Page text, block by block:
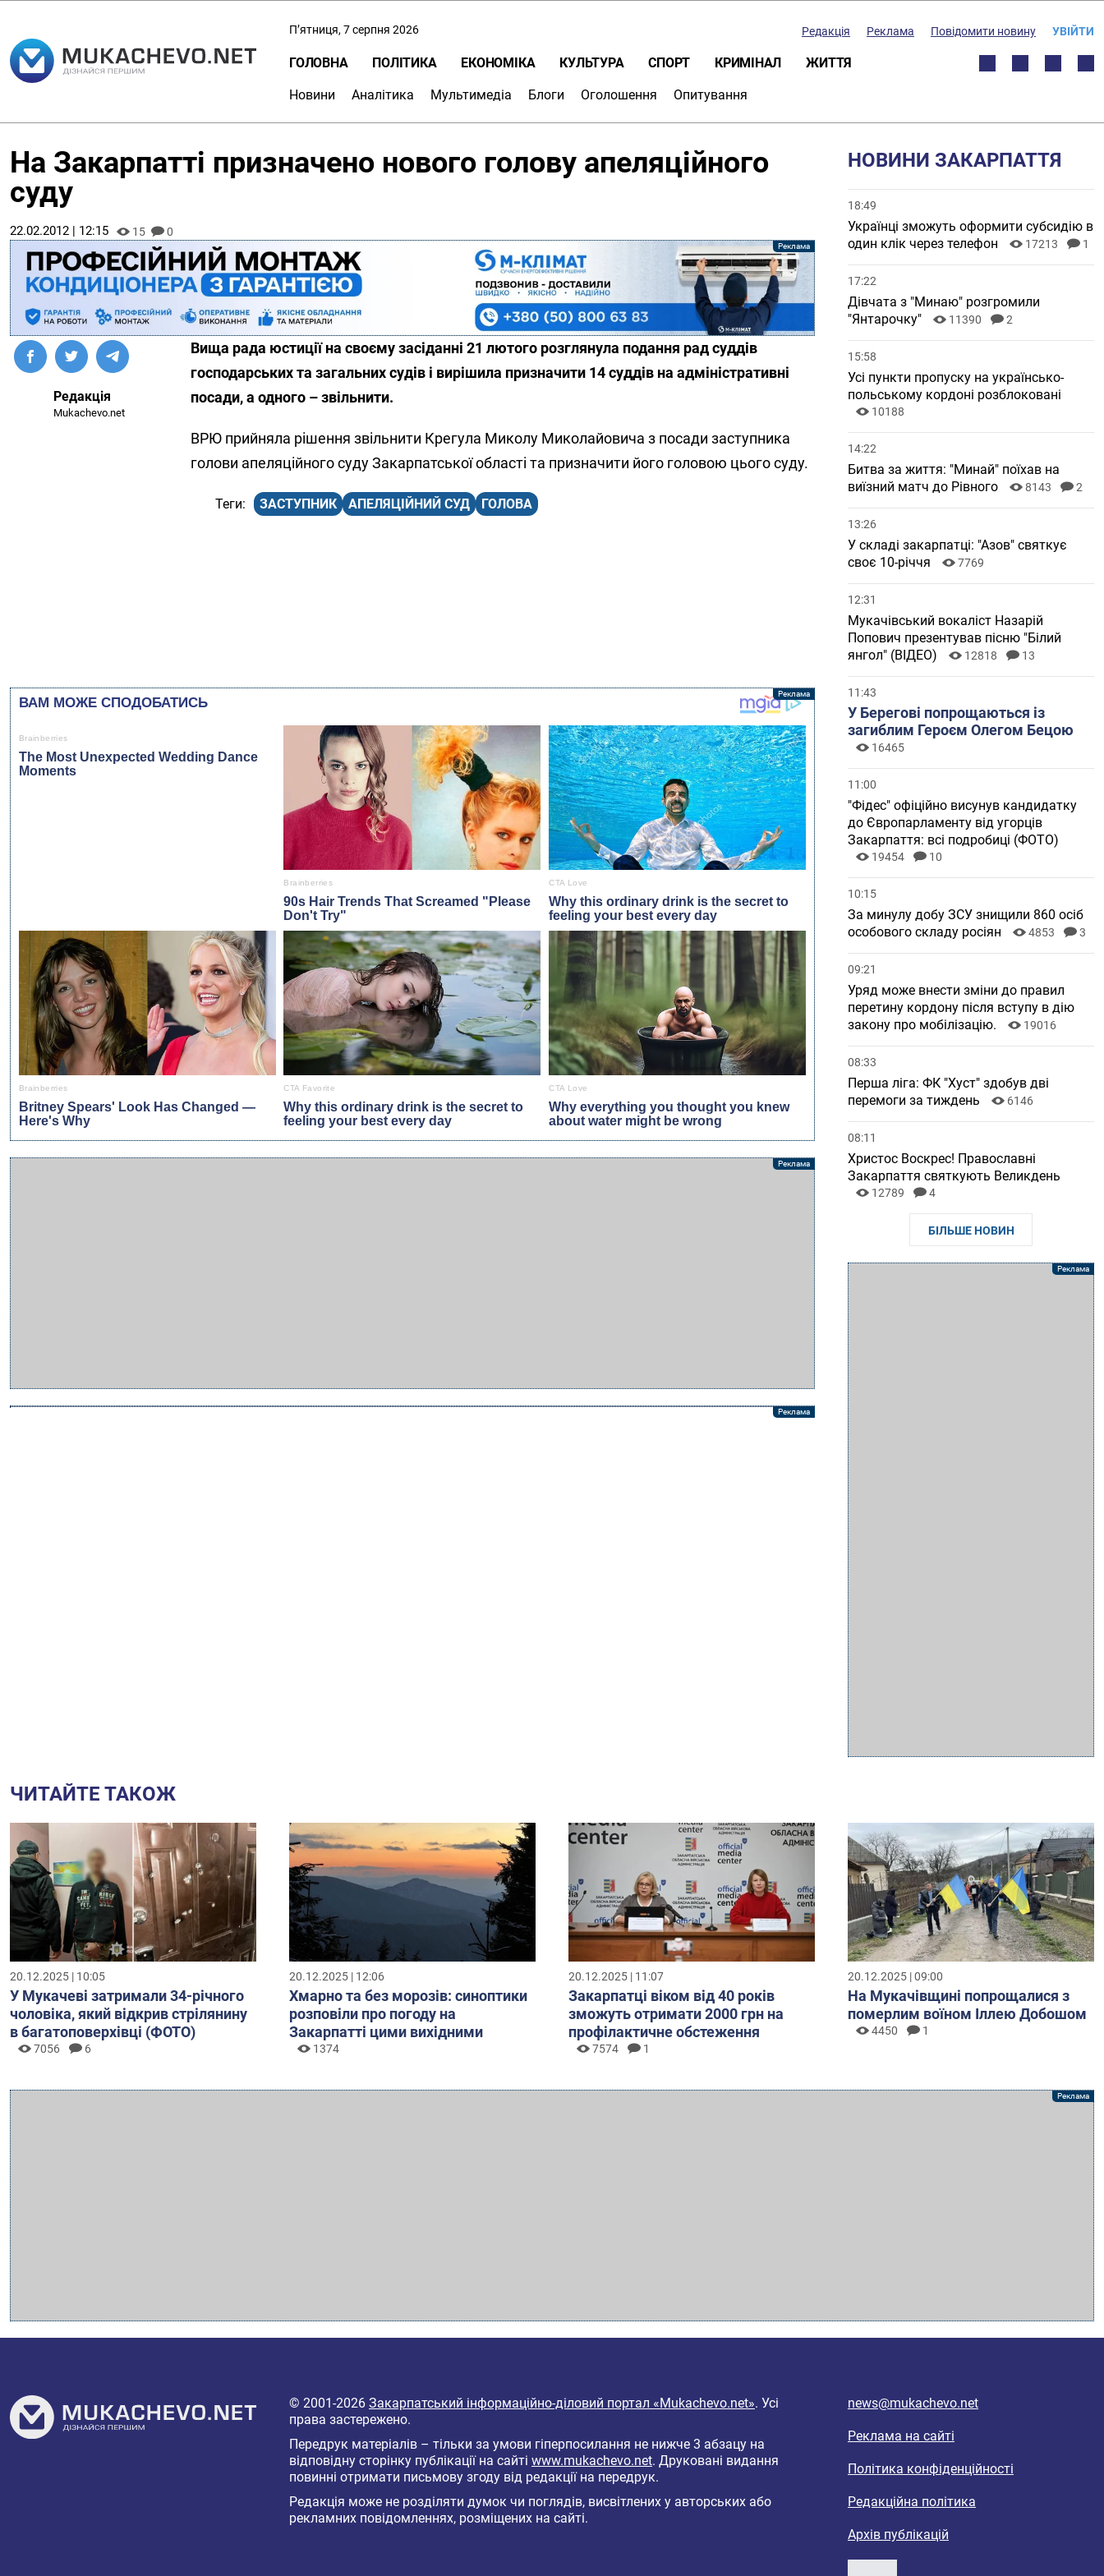
П’ятниця, 7 серпня 2026 Редакція Реклама Повідомити новину УВІЙТИ
ГОЛОВНА ПОЛІТИКА ЕКОНОМІКА КУЛЬТУРА СПОРТ КРИМІНАЛ ЖИТТЯ
Новини Аналітика Мультимедіа Блоги Оголошення Опитування
На Закарпатті призначено нового голову апеляційного
суду
22.02.2012 | 12:15 15 0
Редакція
Mukachevo.net
Вища рада юстиції на своєму засіданні 21 лютого розглянула подання рад суддів
господарських та загальних судів і вирішила призначити 14 суддів на адміністративні
посади, а одного – звільнити.
ВРЮ прийняла рішення звільнити Крегула Миколу Миколайовича з посади заступника
голови апеляційного суду Закарпатської області та призначити його головою цього суду.
ЗАСТУПНИК АПЕЛЯЦІЙНИЙ СУД ГОЛОВА
НОВИНИ ЗАКАРПАТТЯ
18:49
Українці зможуть оформити субсидію в
один клік через телефон
17213 1
17:22
Дівчата з "Минаю" розгромили
"Янтарочку"
11390 2
15:58
Усі пункти пропуску на українсько-
польському кордоні розблоковані
10188
14:22
Битва за життя: "Минай" поїхав на
виїзний матч до Рівного
8143 2
13:26
У складі закарпатці: "Азов" святкує
своє 10-річчя
7769
12:31
Мукачівський вокаліст Назарій
Попович презентував пісню "Білий
янгол" (ВІДЕО)
12818 13
11:43
У Берегові попрощаються із
загиблим Героєм Олегом Бецою
16465
11:00
"Фідес" офіційно висунув кандидатку
до Європарламенту від угорців
Закарпаття: всі подробиці (ФОТО)
19454 10
10:15
За минулу добу ЗСУ знищили 860 осіб
особового складу росіян
4853 3
09:21
Уряд може внести зміни до правил
перетину кордону після вступу в дію
закону про мобілізацію.
19016
08:33
Перша ліга: ФК "Хуст" здобув дві
перемоги за тиждень
6146
08:11
Христос Воскрес! Православні
Закарпаття святкують Великдень
12789 4
БІЛЬШЕ НОВИН
ЧИТАЙТЕ ТАКОЖ
20.12.2025 | 10:05
У Мукачеві затримали 34-річного
чоловіка, який відкрив стрілянину
в багатоповерхівці (ФОТО)
7056 6
20.12.2025 | 12:06
Хмарно та без морозів: синоптики
розповіли про погоду на
Закарпатті цими вихідними
1374
20.12.2025 | 11:07
Закарпатці віком від 40 років
зможуть отримати 2000 грн на
профілактичне обстеження
7574 1
20.12.2025 | 09:00
На Мукачівщині попрощалися з
померлим воїном Іллею Добошом
4450 1
© 2001-2026 Закарпатський інформаційно-діловий портал «Mukachevo.net». Усі
права застережено.
Передрук матеріалів – тільки за умови гіперпосилання не нижче 3 абзацу на
відповідну сторінку публікації на сайті www.mukachevo.net. Друковані видання
повинні отримати письмову згоду від редакції на передрук.
Редакція може не розділяти думок чи поглядів, висвітлених у авторських або
рекламних повідомленнях, розміщених на сайті.
news@mukachevo.net
Реклама на сайті
Політика конфіденційності
Редакційна політика
Архів публікацій